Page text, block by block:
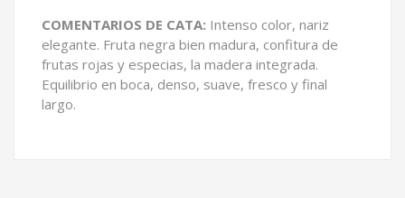
COMENTARIOS DE CATA: Intenso color, nariz
elegante. Fruta negra bien madura, confitura de
frutas rojas y especias, la madera integrada.
Equilibrio en boca, denso, suave, fresco y final
largo.